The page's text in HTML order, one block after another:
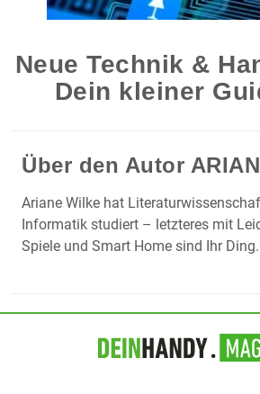
Neue Technik &
Dein kleiner
Über den Autor
Ariane Wilke hat
Informatik studiert – letzteres mit
Spiele und Smart Home sind Ihr Ding.